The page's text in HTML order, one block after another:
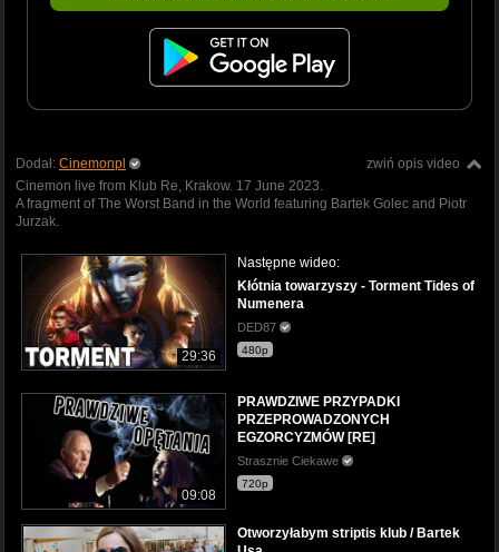
zwiń opis video
Dodał: Cinemonpl
Cinemon live from Klub Re, Krakow. 17 June 2023.
A fragment of The Worst Band in the World featuring Bartek Golec and Piotr
Jurzak.
29:36
Następne wideo:
Kłótnia towarzyszy - Torment Tides of
Numenera
DED87
480p
09:08
PRAWDZIWE PRZYPADKI
PRZEPROWADZONYCH
EGZORCYZMÓW [RE]
Strasznie Ciekawe
720p
Otworzyłabym striptis klub / Bartek